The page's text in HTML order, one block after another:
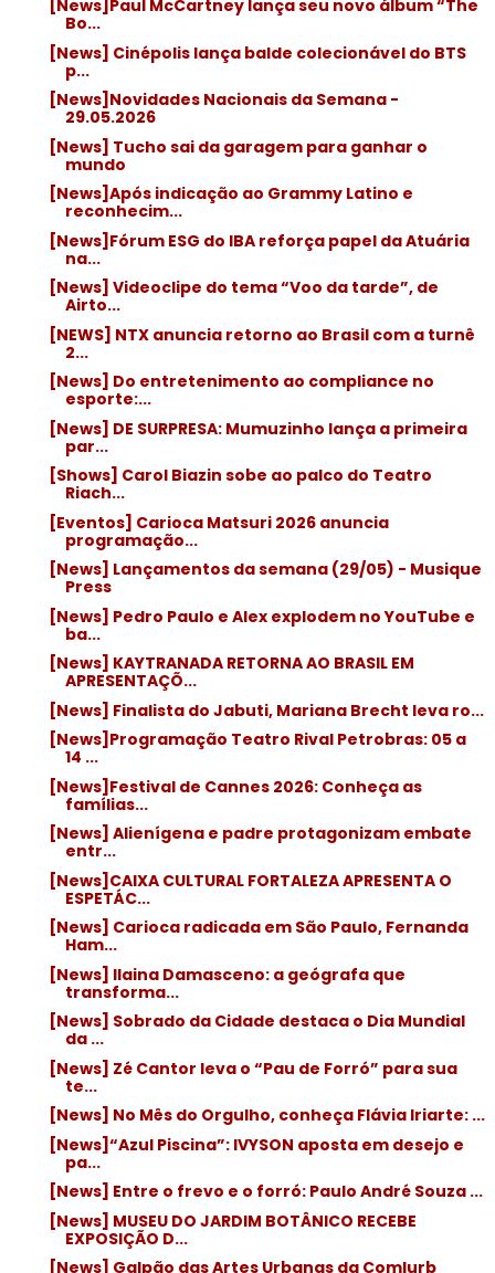
[News]Paul McCartney lança seu novo álbum “The
Bo...
[News] Cinépolis lança balde colecionável do BTS
p...
[News]Novidades Nacionais da Semana -
29.05.2026
[News] Tucho sai da garagem para ganhar o
mundo
[News]Após indicação ao Grammy Latino e
reconhecim...
[News]Fórum ESG do IBA reforça papel da Atuária
na...
[News] Videoclipe do tema “Voo da tarde”, de
Airto...
[NEWS] NTX anuncia retorno ao Brasil com a turnê
2...
[News] Do entretenimento ao compliance no
esporte:...
[News] DE SURPRESA: Mumuzinho lança a primeira
par...
[Shows] Carol Biazin sobe ao palco do Teatro
Riach...
[Eventos] Carioca Matsuri 2026 anuncia
programação...
[News] Lançamentos da semana (29/05) - Musique
Press
[News] Pedro Paulo e Alex explodem no YouTube e
ba...
[News] KAYTRANADA RETORNA AO BRASIL EM
APRESENTAÇÕ...
[News] Finalista do Jabuti, Mariana Brecht leva ro...
[News]Programação Teatro Rival Petrobras: 05 a
14 ...
[News]Festival de Cannes 2026: Conheça as
famílias...
[News] Alienígena e padre protagonizam embate
entr...
[News]CAIXA CULTURAL FORTALEZA APRESENTA O
ESPETÁC...
[News] Carioca radicada em São Paulo, Fernanda
Ham...
[News] Ilaina Damasceno: a geógrafa que
transforma...
[News] Sobrado da Cidade destaca o Dia Mundial
da ...
[News] Zé Cantor leva o “Pau de Forró” para sua
te...
[News] No Mês do Orgulho, conheça Flávia Iriarte: ...
[News]“Azul Piscina”: IVYSON aposta em desejo e
pa...
[News] Entre o frevo e o forró: Paulo André Souza ...
[News] MUSEU DO JARDIM BOTÂNICO RECEBE
EXPOSIÇÃO D...
[News] Galpão das Artes Urbanas da Comlurb